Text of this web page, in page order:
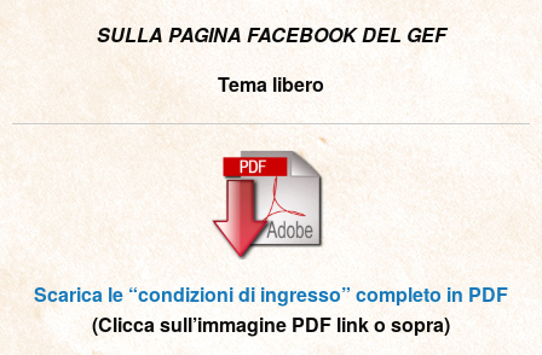
SULLA PAGINA FACEBOOK DEL GEF
Tema libero
Scarica le “condizioni di ingresso” completo in PDF
(Clicca sull’immagine PDF link o sopra)